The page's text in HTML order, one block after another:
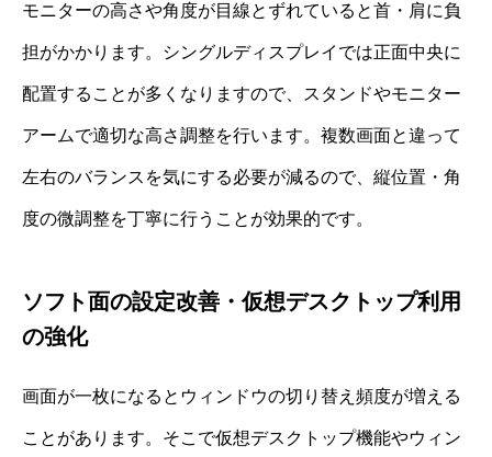
モニターの高さや角度が目線とずれていると首・肩に負
担がかかります。シングルディスプレイでは正面中央に
配置することが多くなりますので、スタンドやモニター
アームで適切な高さ調整を行います。複数画面と違って
左右のバランスを気にする必要が減るので、縦位置・角
度の微調整を丁寧に行うことが効果的です。
ソフト面の設定改善・仮想デスクトップ利用
の強化
画面が一枚になるとウィンドウの切り替え頻度が増える
ことがあります。そこで仮想デスクトップ機能やウィン